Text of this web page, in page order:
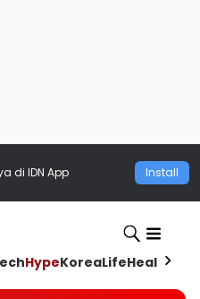
di IDN App Install
HypeKoreaLifeHealth